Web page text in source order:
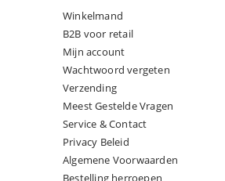
Winkelmand
B2B voor retail
Mijn account
Wachtwoord vergeten
Verzending
Meest Gestelde Vragen
Service & Contact
Privacy Beleid
Algemene Voorwaarden
Bestelling herroepen